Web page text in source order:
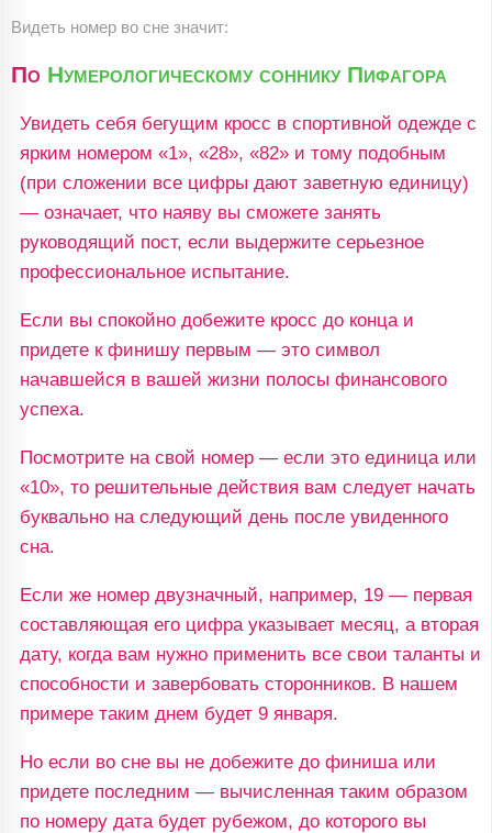
Видеть номер во сне значит:
По Нумерологическому соннику Пифагора
Увидеть себя бегущим кросс в спортивной одежде с
ярким номером «1», «28», «82» и тому подобным
(при сложении все цифры дают заветную единицу)
— означает, что наяву вы сможете занять
руководящий пост, если выдержите серьезное
профессиональное испытание.
Если вы спокойно добежите кросс до конца и
придете к финишу первым — это символ
начавшейся в вашей жизни полосы финансового
успеха.
Посмотрите на свой номер — если это единица или
«10», то решительные действия вам следует начать
буквально на следующий день после увиденного
сна.
Если же номер двузначный, например, 19 — первая
составляющая его цифра указывает месяц, а вторая
дату, когда вам нужно применить все свои таланты и
способности и завербовать сторонников. В нашем
примере таким днем будет 9 января.
Но если во сне вы не добежите до финиша или
придете последним — вычисленная таким образом
по номеру дата будет рубежом, до которого вы